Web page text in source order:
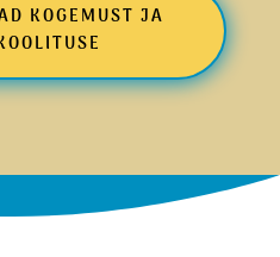
KOGEMUST JA